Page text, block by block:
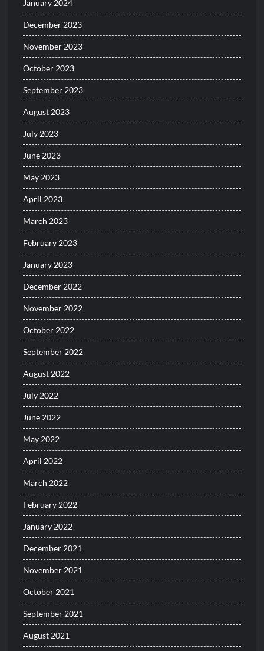
January 2024
December 2023
November 2023
October 2023
September 2023
August 2023
July 2023
June 2023
May 2023
April 2023
March 2023
February 2023
January 2023
December 2022
November 2022
October 2022
September 2022
August 2022
July 2022
June 2022
May 2022
April 2022
March 2022
February 2022
January 2022
December 2021
November 2021
October 2021
September 2021
August 2021